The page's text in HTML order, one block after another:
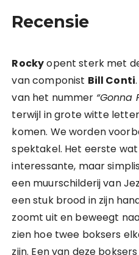
Recensie
Rockyopent sterk met
van componist Bill Conti
van het nummer “Gonna
terwijl in grote witte
komen. We worden
spektakel. Het eerste
interessante, maar
een muurschilderij van
een stuk brood in zijn
zoomt uit en beweegt
zien hoe twee boksers
zijn. Een van deze boksers